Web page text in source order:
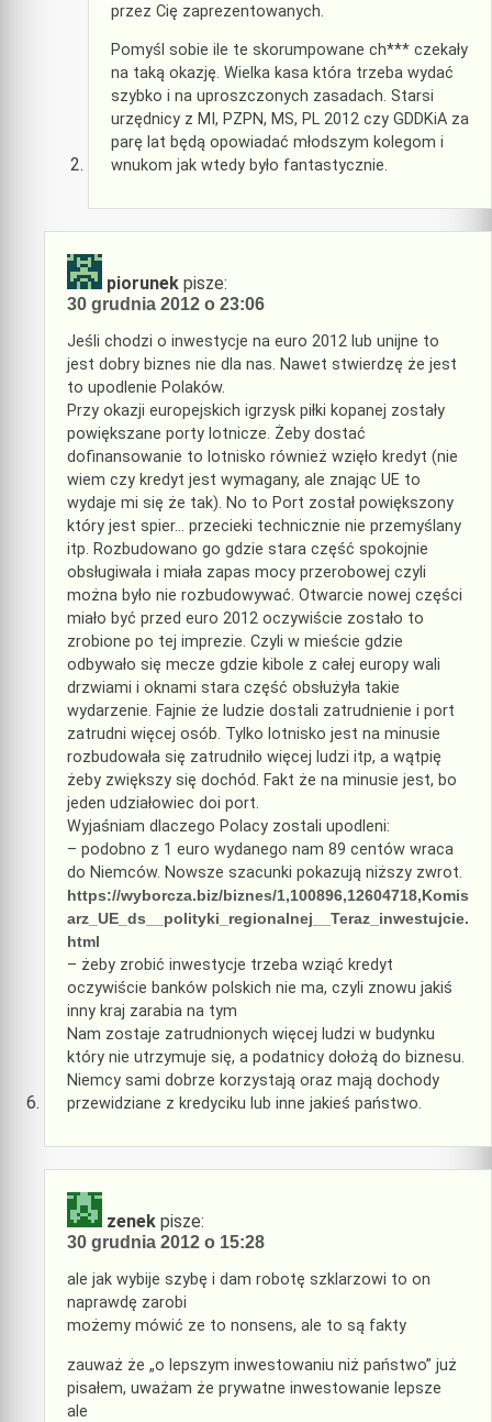
przez Cię zaprezentowanych.
Pomyśl sobie ile te skorumpowane ch*** czekały
na taką okazję. Wielka kasa która trzeba wydać
szybko i na uproszczonych zasadach. Starsi
urzędnicy z MI, PZPN, MS, PL 2012 czy GDDKiA za
parę lat będą opowiadać młodszym kolegom i
wnukom jak wtedy było fantastycznie.
piorunek pisze:
30 grudnia 2012 o 23:06
Jeśli chodzi o inwestycje na euro 2012 lub unijne to
jest dobry biznes nie dla nas. Nawet stwierdzę że jest
to upodlenie Polaków.
Przy okazji europejskich igrzysk piłki kopanej zostały
powiększane porty lotnicze. Żeby dostać
dofinansowanie to lotnisko również wzięło kredyt (nie
wiem czy kredyt jest wymagany, ale znając UE to
wydaje mi się że tak). No to Port został powiększony
który jest spier… przecieki technicznie nie przemyślany
itp. Rozbudowano go gdzie stara część spokojnie
obsługiwała i miała zapas mocy przerobowej czyli
można było nie rozbudowywać. Otwarcie nowej części
miało być przed euro 2012 oczywiście zostało to
zrobione po tej imprezie. Czyli w mieście gdzie
odbywało się mecze gdzie kibole z całej europy wali
drzwiami i oknami stara część obsłużyła takie
wydarzenie. Fajnie że ludzie dostali zatrudnienie i port
zatrudni więcej osób. Tylko lotnisko jest na minusie
rozbudowała się zatrudniło więcej ludzi itp, a wątpię
żeby zwiększy się dochód. Fakt że na minusie jest, bo
jeden udziałowiec doi port.
Wyjaśniam dlaczego Polacy zostali upodleni:
– podobno z 1 euro wydanego nam 89 centów wraca
do Niemców. Nowsze szacunki pokazują niższy zwrot.
https://wyborcza.biz/biznes/1,100896,12604718,Komis
arz_UE_ds__polityki_regionalnej__Teraz_inwestujcie.
html
– żeby zrobić inwestycje trzeba wziąć kredyt
oczywiście banków polskich nie ma, czyli znowu jakiś
inny kraj zarabia na tym
Nam zostaje zatrudnionych więcej ludzi w budynku
który nie utrzymuje się, a podatnicy dołożą do biznesu.
Niemcy sami dobrze korzystają oraz mają dochody
przewidziane z kredyciku lub inne jakieś państwo.
zenek pisze:
30 grudnia 2012 o 15:28
ale jak wybije szybę i dam robotę szklarzowi to on
naprawdę zarobi
możemy mówić ze to nonsens, ale to są fakty
zauważ że „o lepszym inwestowaniu niż państwo” już
pisałem, uważam że prywatne inwestowanie lepsze
ale